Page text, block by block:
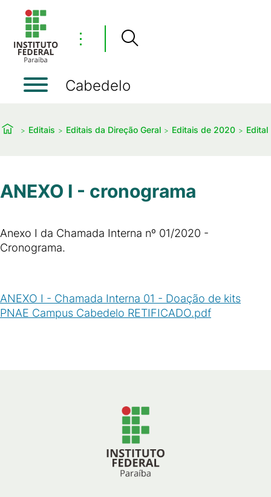
⋮
Cabedelo
Editais Editais da Direção Geral Editais de 2020
ANEXO I - cronograma
Anexo I da Chamada Interna nº 01/2020 -
Cronograma.
ANEXO I - Chamada Interna 01 - Doação de kits
PNAE Campus Cabedelo RETIFICADO.pdf